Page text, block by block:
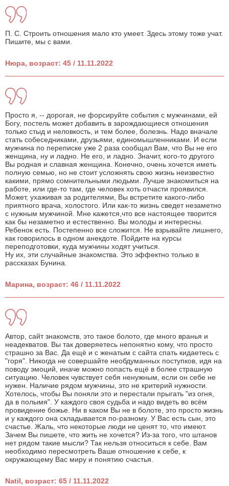
П. С. Строить отношения мало кто умеет. Здесь этому тоже учат.
Пишите, мы с вами.
Нюра, возраст: 45 / 11.11.2022
Просто я, -- дорогая, не форсируйте события с мужчинами, ей
Богу, постель может добавить в зарождающиеся отношения
только стыд и неловкость, и тем более, болезнь. Надо вначале
стать собеседниками, друзьями, единомышленниками. И если
мужчина по переписке уже 2 раза сообщал Вам, что Вы не его
женщина, ну и ладно. Не его, и ладно. Значит, кого-то другого
Вы родная и славная женщина. Конечно, очень хочется иметь
полную семью, но не стоит усложнять свою жизнь неизвестно
какими, прямо сомнительными людьми. Лучше знакомиться на
работе, или где-то там, где человек хоть отчасти проявился.
Может, ухаживая за родителями, Вы встретите какого-либо
приятного врача, холостого. Или как-то жизнь сведет незаметно
с нужным мужчиной. Мне кажется,что все настоящее творится
как бы незаметно и естественно. Вы молоды и интересны.
Ребенок есть. Постепенно все сложится. Не взрывайте лишнего,
как говорилось в одном анекдоте. Пойдите на курсы
переподготовки, куда мужчины ходят учиться.
Ну их, эти случайные знакомства. Это эффектно только в
рассказах Бунина.
Марина, возраст: 46 / 11.11.2022
Автор, сайт знакомств, это такое болото, где много вранья и
неадекватов. Вы так доверяетесь непонятно кому, что просто
страшно за Вас. Да ещё и с женатым с сайта спать кидаетесь с
"горя". Никогда не совершайте необдуманных поступков, идя на
поводу эмоций, иначе можно попасть ещё в более страшную
ситуацию. Человек чувствует себя ненужным, если он себе не
нужен. Наличие рядом мужчины, это не критерий нужности.
Хотелось, чтобы Вы поняли это и перестали прыгать "из огня,
да в полымя". У каждого своя судьба и надо видеть во всём
провидение божье. Ни в каком Вы не в болоте, это просто жизнь
и у каждого она складывается по-разному. У Вас есть сын, это
счастье. Жаль, что некоторые люди не ценят то, что имеют.
Зачем Вы пишете, что жить не хочется? Из-за того, что штанов
нет рядом такие мысли? Так нельзя относиться к себе. Вам
необходимо пересмотреть Ваше отношение к себе, к
окружающему Вас миру и понятию счастья.
Natil, возраст: 65 / 11.11.2022